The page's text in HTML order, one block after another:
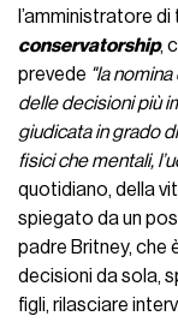
l’amministratore
conservatorship,
prevede "la
delle decisioni più
giudicata in grado
fisici che mentali,
quotidiano, della
spiegato da un
padre Britney, che
decisioni da sola,
figli, rilasciare